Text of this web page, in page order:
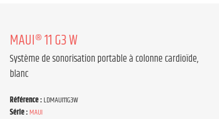
MAUI® 11 G3 W
Système de sonorisation portable à colonne cardioïde,
blanc
Référence :LDMAUI11G3W
Série :MAUI